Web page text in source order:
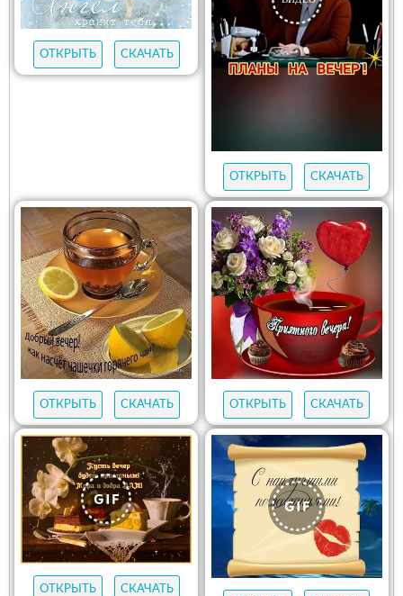
ОТКРЫТЬ СКАЧАТЬ
ОТКРЫТЬ СКАЧАТЬ
ОТКРЫТЬ СКАЧАТЬ ОТКРЫТЬ СКАЧАТЬ
ОТКРЫТЬ
СКАЧАТЬ